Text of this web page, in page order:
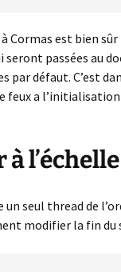
Cormas est bien sûr
passées au
par défaut. C’est
feux a
à l’échelle
seul thread de
modifier la fin du